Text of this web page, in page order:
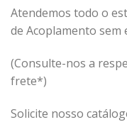
Atendemos todo o
de Acoplamento sem
(Consulte-nos a
frete*)
Solicite nosso